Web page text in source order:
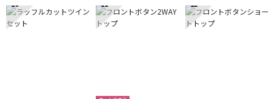
10 11 12